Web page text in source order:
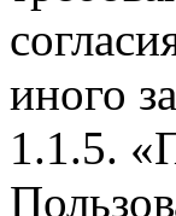
иного
1.1.5.